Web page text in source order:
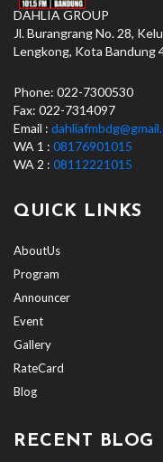
DAHLIA GROUP
Jl. Burangrang No. 28,
Lengkong, Kota Bandung
Phone: 022-7300530
Fax: 022-7314097
Email :
WA 1 : 08176901015
WA 2 : 08112221015
QUICK LINKS
AboutUs
Program
Announcer
Event
Gallery
RateCard
Blog
RECENT BLOG